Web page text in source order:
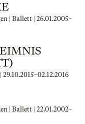
| Ballett | 26.01.2005–
29.10.2015–02.12.2016
| Ballett | 22.01.2002–